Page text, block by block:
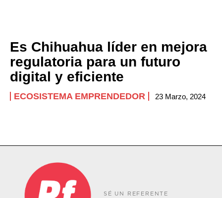
Es Chihuahua líder en mejora
regulatoria para un futuro
digital y eficiente
ECOSISTEMA EMPRENDEDOR 23 Marzo, 2024
SÉ UN REFERENTE